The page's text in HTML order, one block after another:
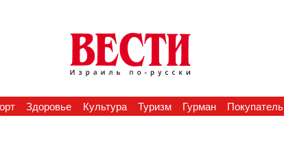
Здоровье Культура Туризм Гурман Покупатель